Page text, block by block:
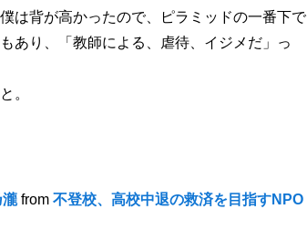
は背が高かったので、ピラミッドの一番下で
あり、「教師による、虐待、イジメだ」っ
。
瀧 from 不登校、高校中退の救済を目指すNPO